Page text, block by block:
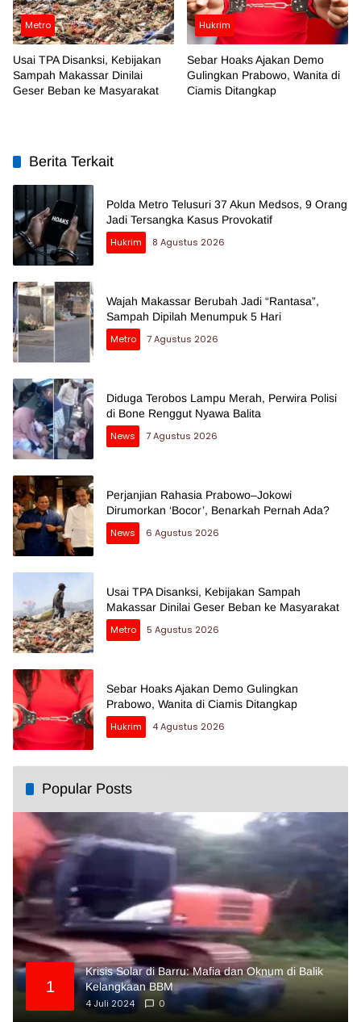
Metro
Usai TPA Disanksi, Kebijakan
Sampah Makassar Dinilai
Geser Beban ke Masyarakat
Hukrim
Sebar Hoaks Ajakan Demo
Gulingkan Prabowo, Wanita di
Ciamis Ditangkap
Berita Terkait
Polda Metro Telusuri 37 Akun Medsos, 9 Orang
Jadi Tersangka Kasus Provokatif
Hukrim
8 Agustus 2026
Wajah Makassar Berubah Jadi “Rantasa”,
Sampah Dipilah Menumpuk 5 Hari
Metro
7 Agustus 2026
Diduga Terobos Lampu Merah, Perwira Polisi
di Bone Renggut Nyawa Balita
News
7 Agustus 2026
Perjanjian Rahasia Prabowo–Jokowi
Dirumorkan ‘Bocor’, Benarkah Pernah Ada?
News
6 Agustus 2026
Usai TPA Disanksi, Kebijakan Sampah
Makassar Dinilai Geser Beban ke Masyarakat
Metro
5 Agustus 2026
Sebar Hoaks Ajakan Demo Gulingkan
Prabowo, Wanita di Ciamis Ditangkap
Hukrim
4 Agustus 2026
Popular Posts
1
Krisis Solar di Barru: Mafia dan Oknum di Balik
Kelangkaan BBM
4 Juli 2024
0